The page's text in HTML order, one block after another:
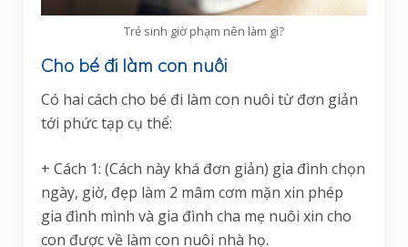
Trẻ sinh giờ phạm nên làm gì?
Cho bé đi làm con nuôi
Có hai cách cho bé đi làm con nuôi từ đơn giản
tới phức tạp cụ thể:
+ Cách 1: (Cách này khá đơn giản) gia đình chọn
ngày, giờ, đẹp làm 2 mâm cơm mặn xin phép
gia đình mình và gia đình cha mẹ nuôi xin cho
con được về làm con nuôi nhà họ.